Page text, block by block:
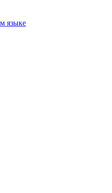
языке